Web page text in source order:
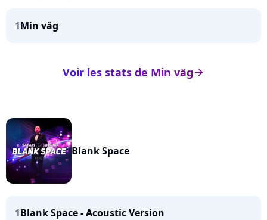
1Min väg
arrow_right
Voir les stats de Min väg
Blank Space
1Blank Space - Acoustic Version